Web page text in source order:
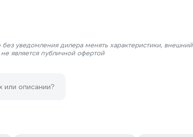
без уведомления дилера менять характеристики,
является публичной офертой
или описании?